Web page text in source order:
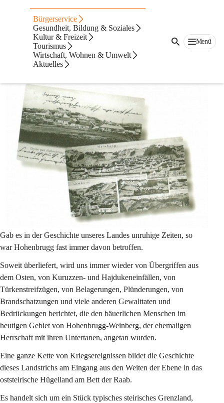
Bürgerservice
Gesundheit, Bildung & Soziales
Kultur & Freizeit
Tourismus
Wirtschaft, Wohnen & Umwelt
Aktuelles
Menü
Ortsteilchronik
Hohenbrugg-Weinberg
Gab es in der Geschichte unseres Landes unruhige Zeiten, so
war Hohenbrugg fast immer davon betroffen.
Soweit überliefert, wird uns immer wieder von Übergriffen aus
dem Osten, von Kuruzzen- und Hajdukeneinfällen, von
Türkenstreifzügen, von Belagerungen, Plünderungen, von
Brandschatzungen und viele anderen Gewalttaten und
Bedrückungen berichtet, die den bäuerlichen Menschen im
heutigen Gebiet von Hohenbrugg-Weinberg, der ehemaligen
Herrschaft mit ihren Untertanen, angetan wurden.
Eine ganze Kette von Kriegsereignissen bildet die Geschichte
dieses Landstrichs am Eingang aus den Weiten der Ebene in das
oststeirische Hügelland am Bett der Raab.
Es handelt sich um ein Stück typisches steirisches Grenzland,